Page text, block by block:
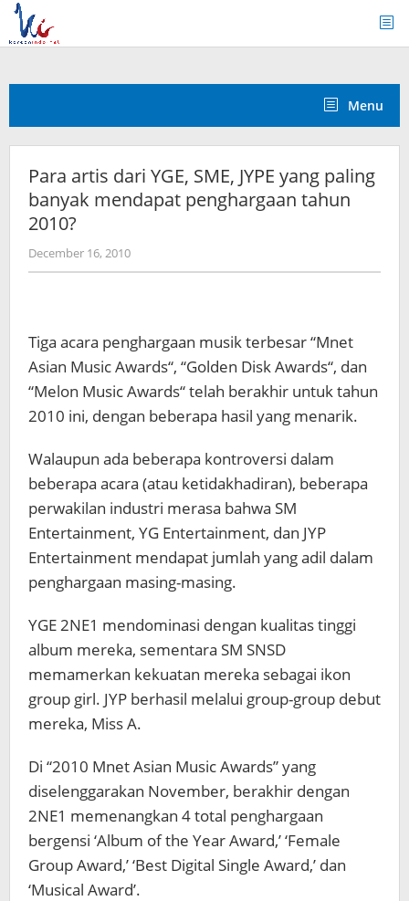
Skip
content
Menu
Para artis dari YGE, SME, JYPE yang paling
banyak mendapat penghargaan tahun
2010?
December 16, 2010by
Koreanindo
Tiga acara penghargaan musik terbesar “Mnet
Asian Music Awards“, “Golden Disk Awards“, dan
“Melon Music Awards“ telah berakhir untuk tahun
2010 ini, dengan beberapa hasil yang menarik.
Walaupun ada beberapa kontroversi dalam
beberapa acara (atau ketidakhadiran), beberapa
perwakilan industri merasa bahwa SM
Entertainment, YG Entertainment, dan JYP
Entertainment mendapat jumlah yang adil dalam
penghargaan masing-masing.
YGE 2NE1 mendominasi dengan kualitas tinggi
album mereka, sementara SM SNSD
memamerkan kekuatan mereka sebagai ikon
group girl. JYP berhasil melalui group-group debut
mereka, Miss A.
Di “2010 Mnet Asian Music Awards” yang
diselenggarakan November, berakhir dengan
2NE1 memenangkan 4 total penghargaan
bergensi ‘Album of the Year Award,’ ‘Female
Group Award,’ ‘Best Digital Single Award,’ dan
‘Musical Award’.